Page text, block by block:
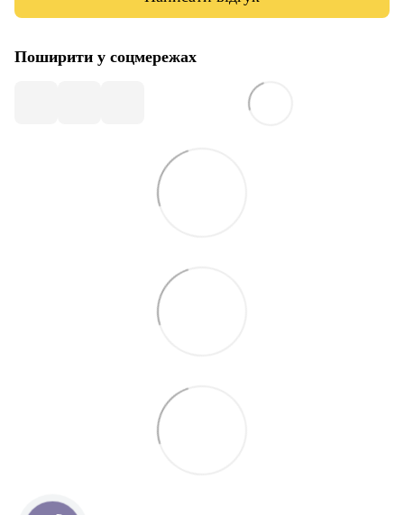
Поширити у соцмережах